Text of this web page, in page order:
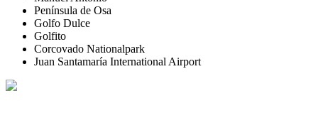
Península de Osa
Golfo Dulce
Golfito
Corcovado Nationalpark
Juan Santamaría International Airport